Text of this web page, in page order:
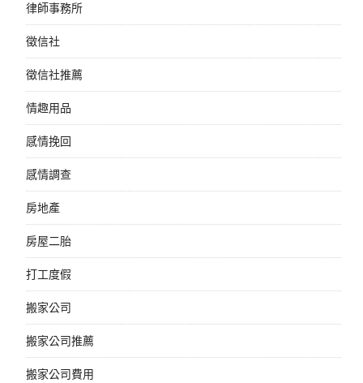
律師事務所
徵信社
徵信社推薦
情趣用品
感情挽回
感情調查
房地產
房屋二胎
打工度假
搬家公司
搬家公司推薦
搬家公司費用